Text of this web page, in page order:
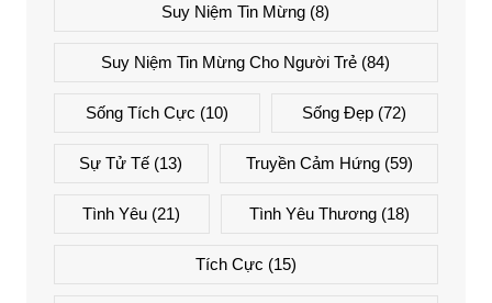
Suy Niệm Tin Mừng (8)
Suy Niệm Tin Mừng Cho Người Trẻ (84)
Sống Tích Cực (10) Sống Đẹp (72)
Sự Tử Tế (13) Truyền Cảm Hứng(59)
Tình Yêu (21) Tình Yêu Thương(18)
Tích Cực (15)